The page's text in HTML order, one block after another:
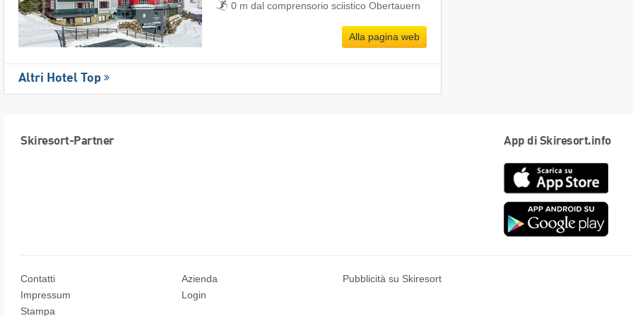
0 m dal comprensorio sciistico Obertauern
Alla pagina web
Altri Hotel Top
Skiresort-Partner App di Skiresort.info
Contatti
Impressum
Stampa
Azienda
Login
Pubblicità su Skiresort